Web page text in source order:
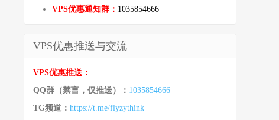
VPS优惠通知群： 1035854666
VPS优惠推送与交流
VPS优惠推送：
QQ群（禁言，仅推送）： 1035854666
TG频道： https://t.me/flyzythink